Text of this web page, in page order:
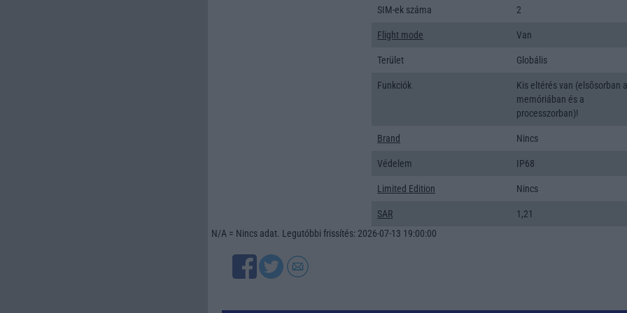
SIM-ek száma 2
Flight mode Van
Terület Globális
Funkciók
Kis eltérés van (elsõsorban
memóriában és a
processzorban)!
Brand Nincs
Védelem IP68
Limited Edition Nincs
SAR
1,21
N/A = Nincs adat. Legutóbbi frissítés: 2026-07-13 19:00:00